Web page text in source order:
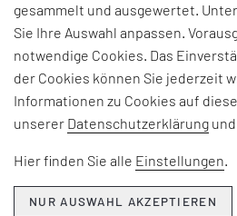
Smarte Produkte und Services
meisten Anwendungsszenarien
IoT-Umfeld. Smarte Produkte (
zeichnen sich dadurch aus,
verfügen, während ihres
vom Herstellprozess bis hin
Endkunden Daten zu sammeln
oder auch standardisierte
verrichten.Smart Products
gesammelt und ausgewertet.
Sie Ihre Auswahl anpassen.
notwendige Cookies. Das
der Cookies können Sie jederzeit
Informationen zu Cookies auf
unserer Datenschutzerklärung
Hier finden Sie alle Einstellungen.
NUR AUSWAHL AKZEPTIEREN